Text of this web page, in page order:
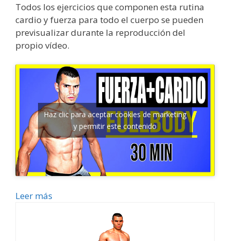
Todos los ejercicios que componen esta rutina
cardio y fuerza para todo el cuerpo se pueden
previsualizar durante la reproducción del
propio vídeo.
Haz clic para aceptar cookies de marketing
y permitir este contenido
Leer más